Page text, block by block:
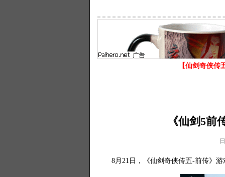
【仙剑奇侠
《仙剑5
8月21日，《仙剑奇侠传五-前传》游